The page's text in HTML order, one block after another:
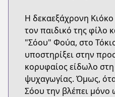
Η δεκαεξάχρονη
τον παιδικό της φίλο
"Σόου" Φούα, στο
υποστηρίξει στην
κορυφαίος είδωλο
ψυχαγωγίας. Όμως,
Σόου την βλέπει μόνο